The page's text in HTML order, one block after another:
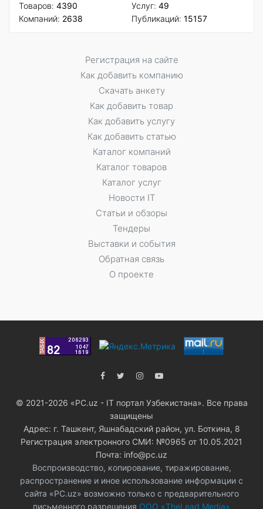
Товаров: 4390
Компаний: 2638
Услуг: 49
Публикаций: 15157
Регистрация на сайте
Как добавить компанию
Скачать анкету
Как добавить товар
Как добавить услугу
Как добавить статью
Каталог компаний
Каталог товаров
Каталог услуг
Новости IT
Статьи и обзоры
Тендеры
Выставки и события
Обратная связь
О проекте
© 2021-2026 «PC.uz - IT портал Узбекистана». Все права
защищены
Адрес: г. Ташкент, Яшнабадский район, ул. Боткина, 8
Регистрация электронного СМИ: №0965 от 10.05.2021
Почта: info@pc.uz
Воспроизводство, копирование, тиражирование,
распространение и иное использование информации с
сайта «PC.uz» возможно только с предварительного
письменного разрешения ООО «TheLead Media»